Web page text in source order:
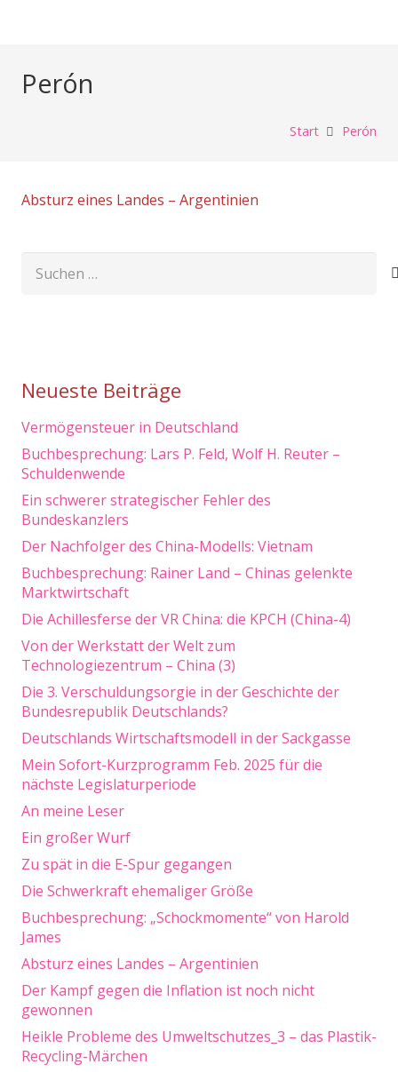
Perón
Start Perón
Absturz eines Landes – Argentinien
Suchen
Neueste Beiträge
Vermögensteuer in Deutschland
Buchbesprechung: Lars P. Feld, Wolf H. Reuter –
Schuldenwende
Ein schwerer strategischer Fehler des
Bundeskanzlers
Der Nachfolger des China-Modells: Vietnam
Buchbesprechung: Rainer Land – Chinas gelenkte
Marktwirtschaft
Die Achillesferse der VR China: die KPCH (China-4)
Von der Werkstatt der Welt zum
Technologiezentrum – China (3)
Die 3. Verschuldungsorgie in der Geschichte der
Bundesrepublik Deutschlands?
Deutschlands Wirtschaftsmodell in der Sackgasse
Mein Sofort-Kurzprogramm Feb. 2025 für die
nächste Legislaturperiode
An meine Leser
Ein großer Wurf
Zu spät in die E-Spur gegangen
Die Schwerkraft ehemaliger Größe
Buchbesprechung: „Schockmomente“ von Harold
James
Absturz eines Landes – Argentinien
Der Kampf gegen die Inflation ist noch nicht
gewonnen
Heikle Probleme des Umweltschutzes_3 – das Plastik-
Recycling-Märchen